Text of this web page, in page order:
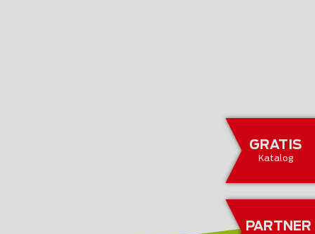
GRATIS
Katalog
PARTNER